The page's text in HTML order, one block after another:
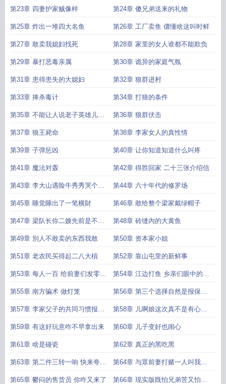
第23章 四妻护家贼像样 第24章 傻兄弟送来的礼物
第25章 炸出一堆四大名鱼 第26章 工厂卖鱼 儂懂啥这叫时鲜
第27章 敢卖我媳妇找死 第28章 家里的女人谁都不能欺负
第29章 暴打恶毒亲属 第30章 诡异的家庭气氛
第31章 患得患失的大媳妇 第32章 狼群进村
第33章 捧杀毒计 第34章 打狼的条件
第35章 不能让人说老子英雄儿狗
熊
第36章 狼群伏击
第37章 狼王毙命 第38章 李家女人的真性情
第39章 子弹惩凶 第40章 让你知道知道什么叫疼
第41章 魔法对轰 第42章 得胜回家 二十三张介绍信
第43章 李大山遇险牛秀秀哭个什
么劲
第44章 六十年代的修罗场
第45章 睡觉睡出了一笔横財 第46章 敢给整个梁家戴绿帽子
第47章 梁队长你二嫂先前是不是
卖大炕的
第48章 砖缝內的大黄鱼
第49章 別人不敢卖的东西我敢 第50章 资本家小姐
第51章 老农民买得起二八大槓 第52章 靠山屯里的新鲜事
第53章 每人一百 给前妻们发零花
钱
第54章 江边打鱼 乡亲们眼中的西
洋景
第55章 南方骗术 做灯笼 第56章 第三个选择自然是报保卫
科了
第57章 李家父子的共同习惯报喜
不报忧
第58章 儿啊娘这次真不是有心骂
你
第59章 有这好玩意咋不早拿出来 第60章 儿子变好也闹心
第61章 啥是碰瓷 第62章 真正的黑吃黑
第63章 第二件三转一响 快来夸夸
我
第64章 与眾前妻打赌一人叫我一
声当家的
第65章 鬱闷的售货员 你咋又来了 第66章 现实版既怕兄弟苦又怕兄